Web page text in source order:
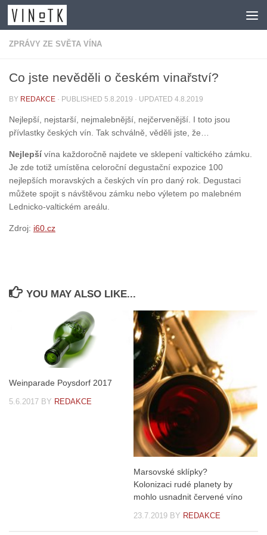
Skip to content
ZPRÁVY ZE SVĚTA VÍNA
Co jste nevěděli o českém vinařství?
BY REDAKCE · PUBLISHED 5.8.2019 · UPDATED 4.8.2019
Nejlepší, nejstarší, nejmalebnější, nejčervenější. I toto jsou
přívlastky českých vín. Tak schválně, věděli jste, že…
Nejlepší vína každoročně najdete ve sklepení valtického zámku.
Je zde totiž umístěna celoroční degustační expozice 100
nejlepších moravských a českých vín pro daný rok. Degustaci
můžete spojit s návštěvou zámku nebo výletem po malebném
Lednicko-valtickém areálu.
Zdroj: i60.cz
YOU MAY ALSO LIKE...
Weinparade Poysdorf 2017
5.6.2017 BY REDAKCE
Marsovské sklípky?
Kolonizaci rudé planety by
mohlo usnadnit červené víno
23.7.2019 BY REDAKCE